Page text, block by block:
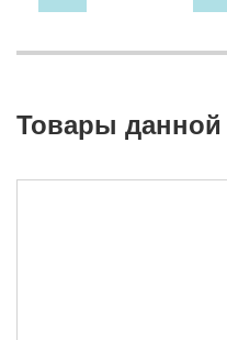
Товары данной